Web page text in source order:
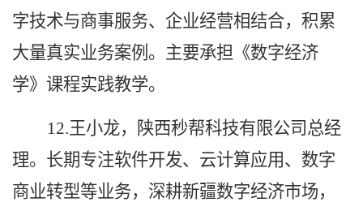
字技术与商事服务、企业经营相结合，积累
大量真实业务案例。主要承担《数字经济
学》课程实践教学。
12.王小龙，陕西秒帮科技有限公司总经
理。长期专注软件开发、云计算应用、数字
商业转型等业务，深耕新疆数字经济市场，